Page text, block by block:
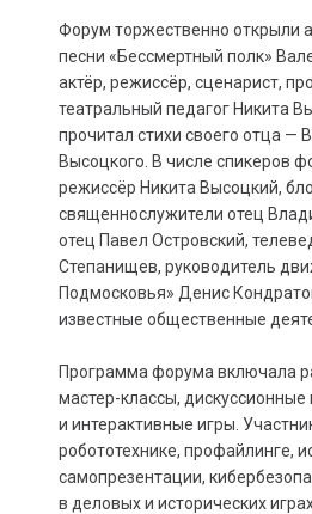
Форум торжественно открыли
песни «Бессмертный полк»
актёр, режиссёр, сценарист,
театральный педагог Никита
прочитал стихи своего отца —
Высоцкого. В числе спикеров
режиссёр Никита Высоцкий,
священнослужители отец
отец Павел Островский,
Степанищев, руководитель
Подмосковья» Денис
известные общественные
Программа форума включала
мастер-классы,
и интерактивные игры.
робототехнике, профайлинге,
самопрезентации,
в деловых и исторических